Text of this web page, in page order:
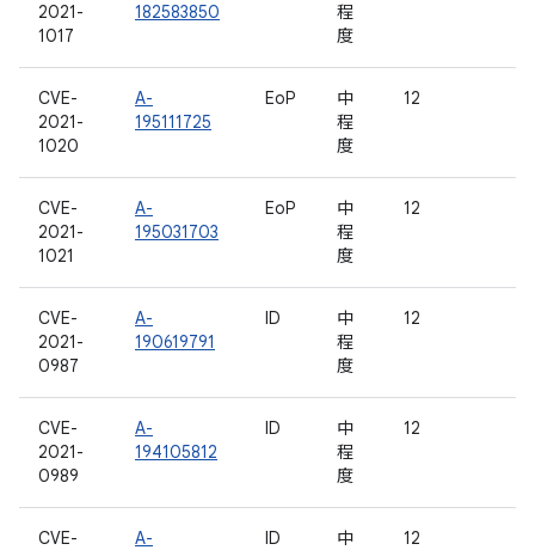
2021-
1017
182583850
程
度
CVE-
2021-
1020
A-
195111725
EoP
中
程
度
12
CVE-
2021-
1021
A-
195031703
EoP
中
程
度
12
CVE-
2021-
0987
A-
190619791
ID
中
程
度
12
CVE-
2021-
0989
A-
194105812
ID
中
程
度
12
CVE-
A-
ID
中
12